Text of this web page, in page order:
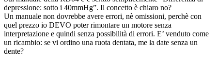
depressione: sotto i 40mmHg”. Il concetto è chiaro no?
Un manuale non dovrebbe avere errori, nè omissioni, perchè con
quel prezzo io DEVO poter rimontare un motore senza
interpretazione e quindi senza possibilità di errori. E’ venduto come
un ricambio: se vi ordino una ruota dentata, me la date senza un
dente?